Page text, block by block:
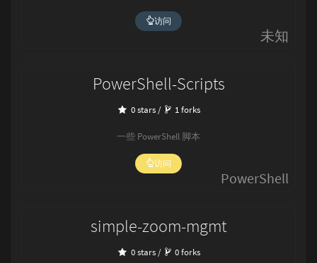
未知
访问
PowerShell
PowerShell-Scripts
0 stars / 1 forks
一些 PowerShell 脚本
访问
simple-zoom-mgmt
0 stars / 0 forks